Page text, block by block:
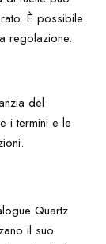
È possibile
regolazione.
del
i termini e le
Quartz
il suo